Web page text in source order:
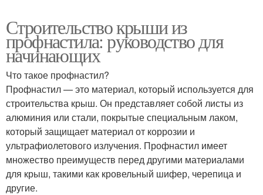
Строительство крыши из
профнастила: руководство для
начинающих
Что такое профнастил?
Профнастил — это материал, который используется для
строительства крыш. Он представляет собой листы из
алюминия или стали, покрытые специальным лаком,
который защищает материал от коррозии и
ультрафиолетового излучения. Профнастил имеет
множество преимуществ перед другими материалами
для крыш, такими как кровельный шифер, черепица и
другие.